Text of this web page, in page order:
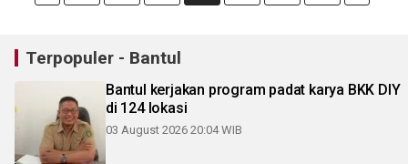
Terpopuler - Bantul
Bantul kerjakan program padat karya BKK DIY
di 124 lokasi
03 August 2026 20:04 WIB